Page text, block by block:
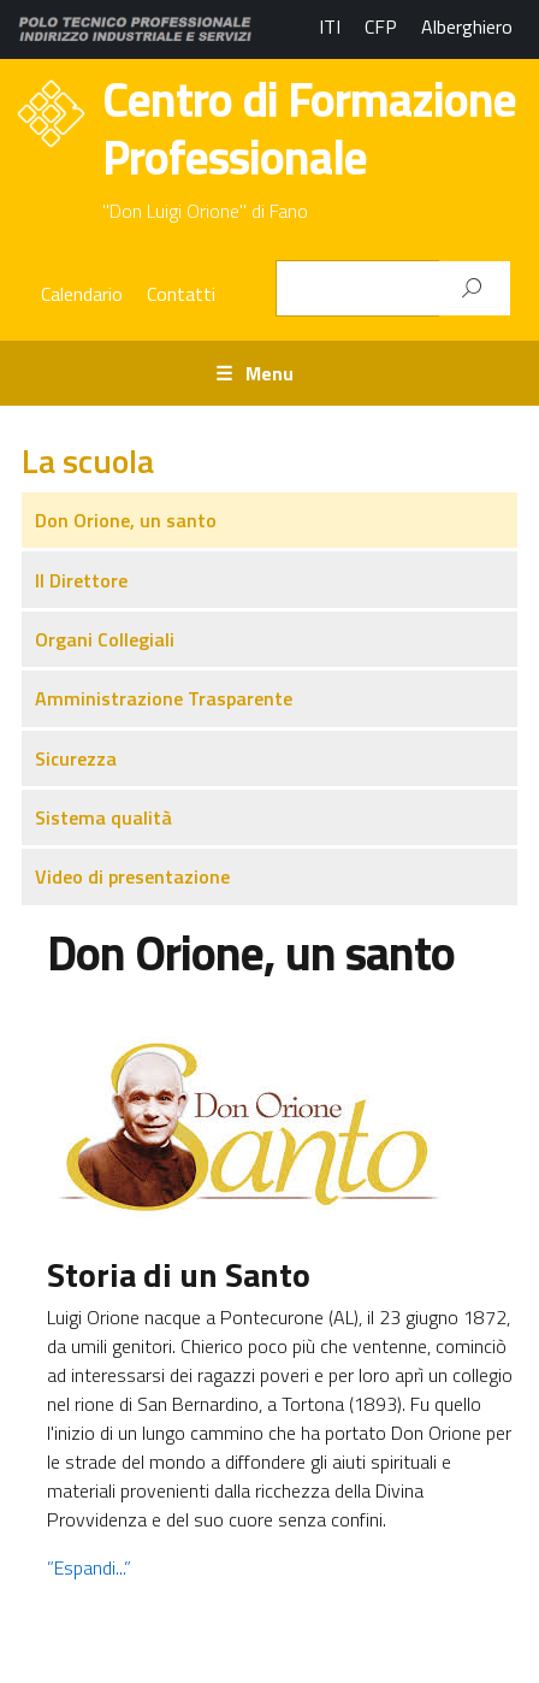
ITI CFP Alberghiero
Centro di Formazione
Professionale
"Don Luigi Orione" di Fano
Calendario Contatti
Menu
La scuola
Don Orione, un santo
Il Direttore
Organi Collegiali
Amministrazione Trasparente
Sicurezza
Sistema qualità
Video di presentazione
Don Orione, un santo
Storia di un Santo
Luigi Orione nacque a Pontecurone (AL), il 23 giugno 1872,
da umili genitori. Chierico poco più che ventenne, cominciò
ad interessarsi dei ragazzi poveri e per loro aprì un collegio
nel rione di San Bernardino, a Tortona (1893). Fu quello
l'inizio di un lungo cammino che ha portato Don Orione per
le strade del mondo a diffondere gli aiuti spirituali e
materiali provenienti dalla ricchezza della Divina
Provvidenza e del suo cuore senza confini.
”Espandi...”